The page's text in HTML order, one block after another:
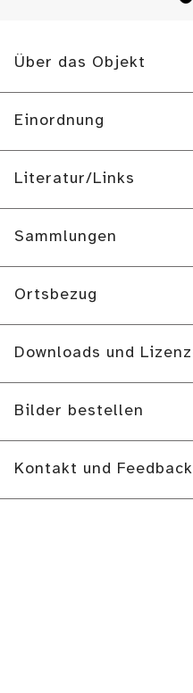
Über das Objekt
Einordnung
Literatur/Links
Sammlungen
Ortsbezug
Downloads und
Bilder bestellen
Kontakt und Feedback